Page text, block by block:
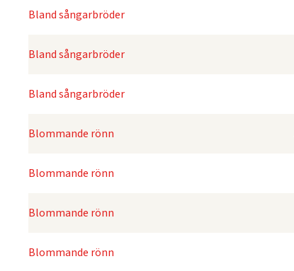
Bland sångarbröder
Bland sångarbröder
Bland sångarbröder
Blommande rönn
Blommande rönn
Blommande rönn
Blommande rönn